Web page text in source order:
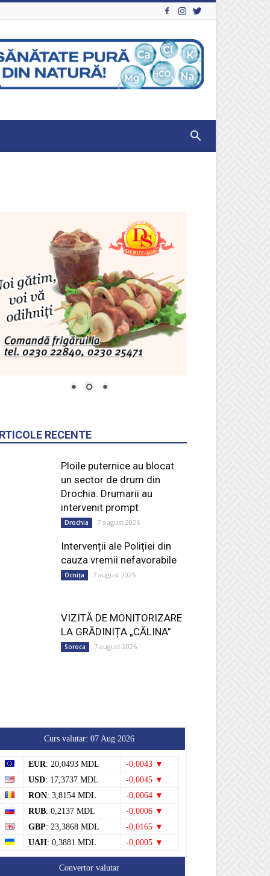
RECENTE
Ploile puternice au blocat
un sector de drum din
Drochia. Drumarii au
intervenit prompt
Drochia 7 august 2026
Intervenții ale Poliției din
cauza vremii nefavorabile
Ocnița 7 august 2026
VIZITĂ DE MONITORIZARE
LA GRĂDINIȚA „CĂLINA”
Soroca 7 august 2026
Curs valutar: 07 Aug 2026
EUR: 20,0493 MDL
-0,0043 ▼
USD: 17,3737 MDL
-0,0045 ▼
RON: 3,8154 MDL
-0,0064 ▼
RUB: 0,2137 MDL
-0,0006 ▼
GBP: 23,3868 MDL
-0,0165 ▼
UAH: 0,3881 MDL -0,0005 ▼
Convertor valutar